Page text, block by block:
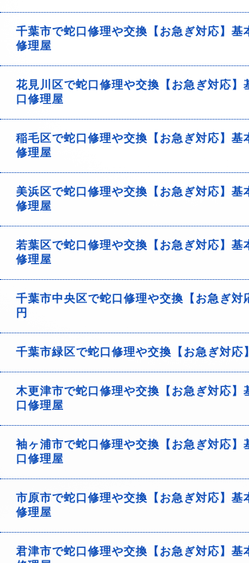
千葉市で蛇口修理や交換【お急ぎ対応】
修理屋
花見川区で蛇口修理や交換【お急ぎ対応
口修理屋
稲毛区で蛇口修理や交換【お急ぎ対応】
修理屋
美浜区で蛇口修理や交換【お急ぎ対応】
修理屋
若葉区で蛇口修理や交換【お急ぎ対応】
修理屋
千葉市中央区で蛇口修理や交換【お急ぎ対
円
千葉市緑区で蛇口修理や交換【お急ぎ対応
木更津市で蛇口修理や交換【お急ぎ対応
口修理屋
袖ヶ浦市で蛇口修理や交換【お急ぎ対応
口修理屋
市原市で蛇口修理や交換【お急ぎ対応】
修理屋
君津市で蛇口修理や交換【お急ぎ対応】